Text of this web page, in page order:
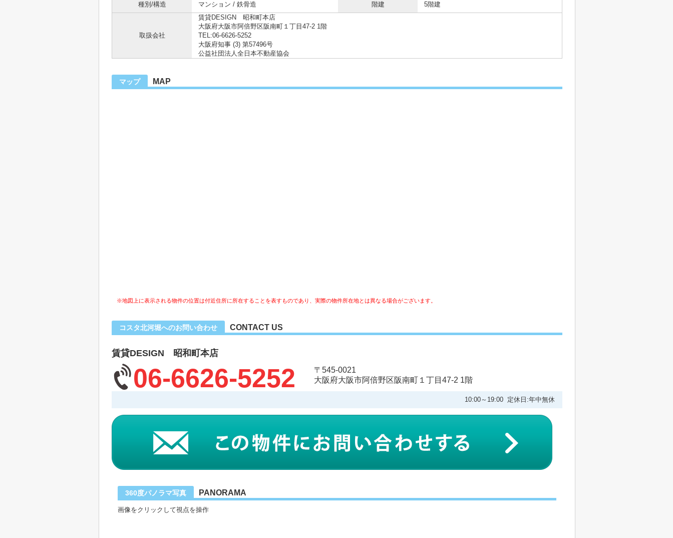
種別/構造 マンション / 鉄骨造 階建 5階建
取扱会社
賃貸DESIGN 昭和町本店
大阪府大阪市阿倍野区阪南町１丁目47-2 1階
TEL:06-6626-5252
大阪府知事 (3) 第57496号
公益社団法人全日本不動産協会
マップ MAP
※地図上に表示される物件の位置は付近住所に所在することを表すものであり、実際の物件所在地とは異なる場合がございます。
コスタ北河堀へのお問い合わせ CONTACT US
賃貸DESIGN 昭和町本店
06-6626-5252
〒545-0021
大阪府大阪市阿倍野区阪南町１丁目47-2 1階
10:00～19:00 定休日:年中無休
360度パノラマ写真 PANORAMA
画像をクリックして視点を操作